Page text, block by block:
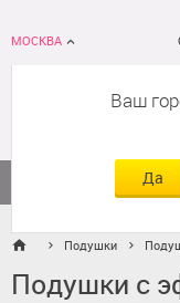
МОСКВА
Ваш
Да
Кровати
Подушки
Подушки с